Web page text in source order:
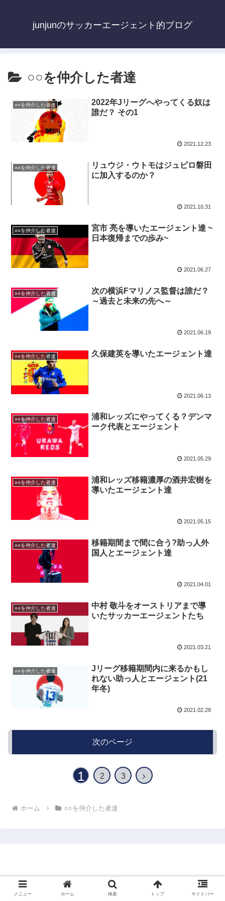
junjunのサッカーエージェント的ブログ
○○を仲介した者達
○○を仲介した者達
2022年Jリーグへやってくる奴は
誰だ？ その1
2021.12.23
○○を仲介した者達
リュウジ・ウトモはジュビロ磐田
に加入するのか？
2021.10.31
○○を仲介した者達
宮市 亮を導いたエージェント達 ~
日本復帰までの歩み~
2021.06.27
○○を仲介した者達
次の横浜Fマリノス監督は誰だ？
～過去と未来の先へ～
2021.06.19
○○を仲介した者達 久保建英を導いたエージェント達
2021.06.13
○○を仲介した者達
浦和レッズにやってくる？デンマ
ーク代表とエージェント
2021.05.29
○○を仲介した者達
浦和レッズ移籍濃厚の酒井宏樹を
導いたエージェント達
2021.05.15
○○を仲介した者達
移籍期間まで間に合う?助っ人外
国人とエージェント達
2021.04.01
○○を仲介した者達
中村 敬斗をオーストリアまで導
いたサッカーエージェントたち
2021.03.21
○○を仲介した者達
Jリーグ移籍期間内に来るかもし
れない助っ人とエージェント(21
年冬)
2021.02.28
次のページ
1 2 3
次
ホーム ○○を仲介した者達
© 2020 junjunのサッカーエージェント的ブログ.
メニュー ホーム 検索 トップ サイドバー